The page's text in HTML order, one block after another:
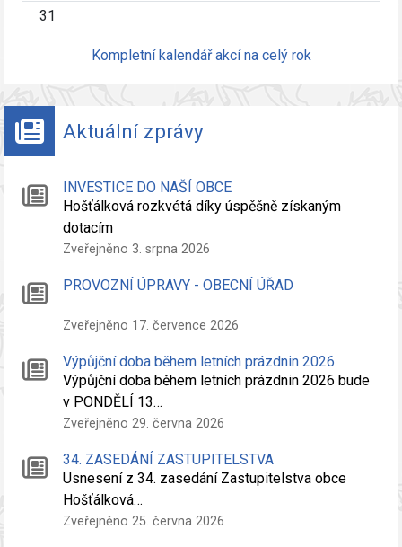
31
Kompletní kalendář akcí na celý rok
Aktuální zprávy
INVESTICE DO NAŠÍ OBCE
Hošťálková rozkvétá díky úspěšně získaným
dotacím
Zveřejněno 3. srpna 2026
PROVOZNÍ ÚPRAVY - OBECNÍ ÚŘAD
Zveřejněno 17. července 2026
Výpůjční doba během letních prázdnin 2026
Výpůjční doba během letních prázdnin 2026 bude
v PONDĚLÍ 13…
Zveřejněno 29. června 2026
34. ZASEDÁNÍ ZASTUPITELSTVA
Usnesení z 34. zasedání Zastupitelstva obce
Hošťálková…
Zveřejněno 25. června 2026